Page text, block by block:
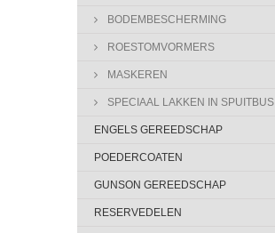
BODEMBESCHERMING
ROESTOMVORMERS
MASKEREN
SPECIAAL LAKKEN IN SPUITBUS
ENGELS GEREEDSCHAP
POEDERCOATEN
GUNSON GEREEDSCHAP
RESERVEDELEN